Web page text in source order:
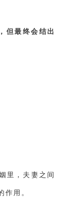
但最终会结出
里，夫妻之间
作用。